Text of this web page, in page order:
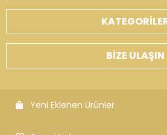
BİZE ULAŞIN
Yeni Eklenen Ürünler